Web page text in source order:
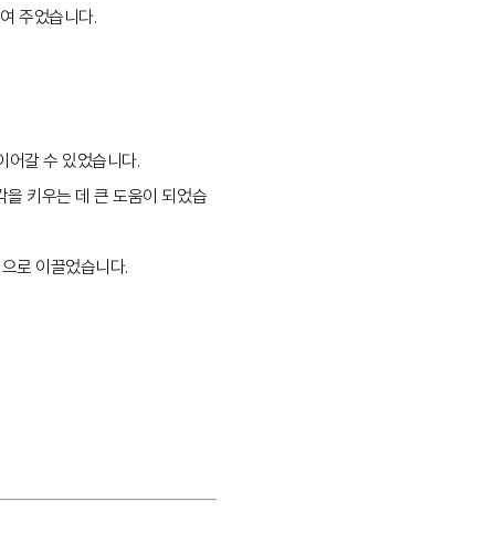
주었습니다.
어갈 수 있었습니다.
키우는 데 큰 도움이 되었습
로 이끌었습니다.